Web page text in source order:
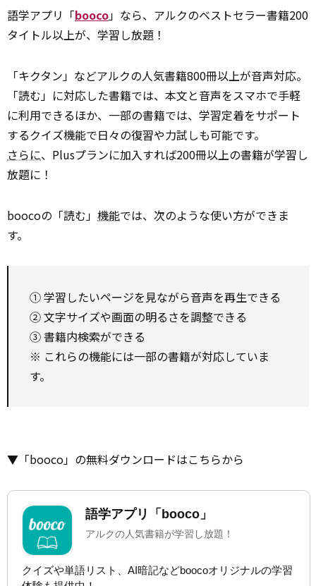
語学アプリ「booco」なら、アルクのベストセラー書籍200
タイトル以上が、学習し放題！
「キクタン」などアルクの人気書籍800冊以上が音声対応。
「読む」に対応した書籍では、本文と音声をスマホで手軽
に利用できるほか、一部の書籍では、学習定着をサポート
するクイズ機能で日々の復習や力試しも可能です。
さらに、Plusプランに加入すれば200冊以上の書籍が学習し
放題に！
boocoの「読む」 機能では、次のような使い方ができま
す。
① 学習したいページを見ながら音声を再生できる
② 文字サイズや画面の明るさを調整できる
③ 書籍内検索ができる
※ これらの機能には一部の書籍が対応していま
す。
▼「booco」の無料ダウンロードはこちらから